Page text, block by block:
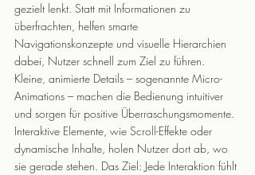
gezielt lenkt. Statt mit Informationen zu
überfrachten, helfen smarte
Navigationskonzepte und visuelle Hierarchien
dabei, Nutzer schnell zum Ziel zu führen.
Kleine, animierte Details – sogenannte Micro-
Animations – machen die Bedienung intuitiver
und sorgen für positive Überraschungsmomente.
Interaktive Elemente, wie Scroll-Effekte oder
dynamische Inhalte, holen Nutzer dort ab, wo
sie gerade stehen. Das Ziel: Jede Interaktion fühlt